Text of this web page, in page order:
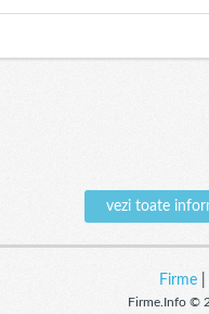
vezi toate
Firme|
Firme.Info ©